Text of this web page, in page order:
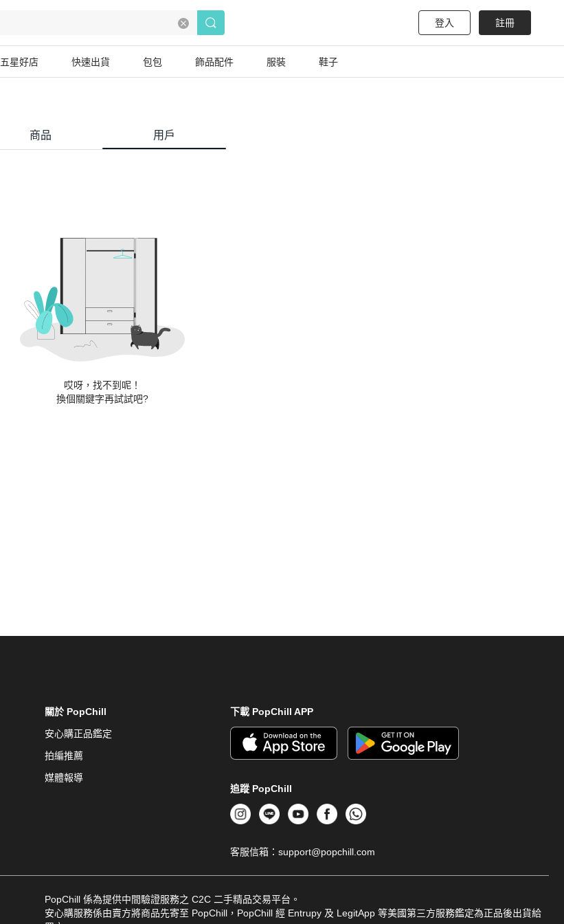
登入 註冊
五星好店 快速出貨 包包 飾品配件 服裝 鞋子
商品 用戶
哎呀，找不到呢！
換個關鍵字再試試吧?
下載 PopChill APP
追蹤 PopChill
客服信箱： support@popchill.com
關於 PopChill
安心購正品鑑定
拍編推薦
媒體報導
PopChill 係為提供中間驗證服務之 C2C 二手精品交易平台。
安心購服務係由賣方將商品先寄至 PopChill，PopChill 經 Entrupy 及 LegitApp 等美國第三方服務鑑定為正品後出貨給